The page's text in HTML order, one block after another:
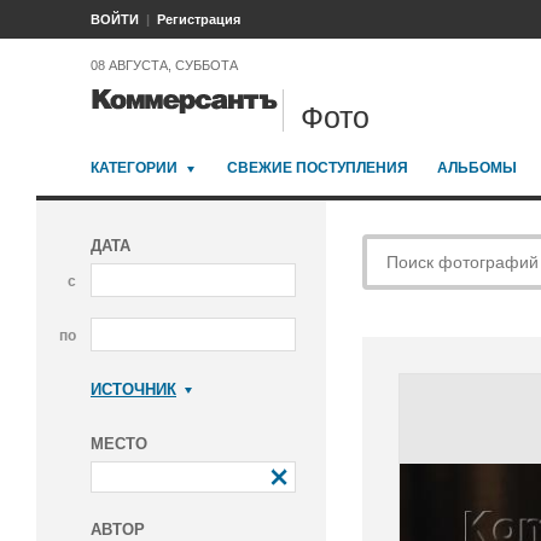
ВОЙТИ Регистрация
08 АВГУСТА, СУББОТА
Фото
КАТЕГОРИИ СВЕЖИЕ ПОСТУПЛЕНИЯ АЛЬБОМЫ
ДАТА
с
по
ИСТОЧНИК
МЕСТО
АВТОР